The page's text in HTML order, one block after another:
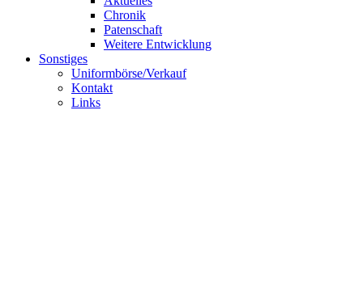
Chronik
Patenschaft
Weitere Entwicklung
Sonstiges
Uniformbörse/Verkauf
Kontakt
Links